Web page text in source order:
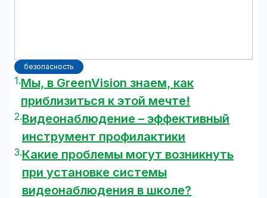
безопасность
Мы, в GreenVision знаем, как
приблизиться к этой мечте!
Видеонаблюдение – эффективный
инструмент профилактики
Какие проблемы могут возникнуть
при установке системы
видеонаблюдения в школе?